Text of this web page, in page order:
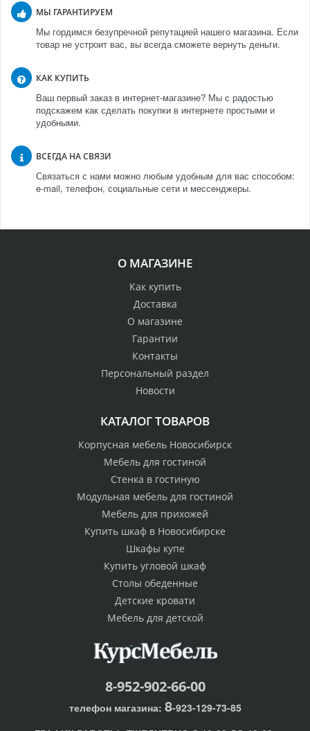
МЫ ГАРАНТИРУЕМ
Мы гордимся безупречной репутацией нашего магазина. Если
товар не устроит вас, вы всегда сможете вернуть деньги.
КАК КУПИТЬ
Ваш первый заказ в интернет-магазине? Мы с радостью
подскажем как сделать покупки в интернете простыми и
удобными.
ВСЕГДА НА СВЯЗИ
Связаться с нами можно любым удобным для вас способом:
e-mail, телефон, социальные сети и мессенджеры.
О МАГАЗИНЕ
Как купить
Доставка
О магазине
Гарантии
Контакты
Персональный раздел
Новости
КАТАЛОГ ТОВАРОВ
Корпусная мебель Новосибирск
Мебель для гостиной
Стенка в гостиную
Модульная мебель для гостиной
Мебель для прихожей
Купить шкаф в Новосибирске
Шкафы купе
Купить угловой шкаф
Столы обеденные
Детские кровати
Мебель для детской
8-952-902-66-00
телефон магазина: 8-923-129-73-85